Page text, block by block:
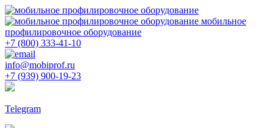
мобильное
профилировочное оборудование
+7 (800) 333-41-10
info@mobiprof.ru
+7 (939) 900-19-23
Telegram